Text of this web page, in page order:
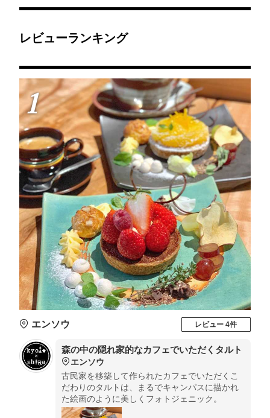
で、わざわざ訪れる価値
ず、週3日ほどの営業日
には開店と同時にお客が
で、1時間で完売するな
日やイベント出店は、HP
などで要チェック。
レビューランキング
1
エンソウ レビュー 4件
森の中の隠れ家的なカフェでいただくタルト
エンソウ
古民家を移築して作られたカフェでいただくこ
だわりのタルトは、まるでキャンパスに描かれ
た絵画のように美しくフォトジェニック。